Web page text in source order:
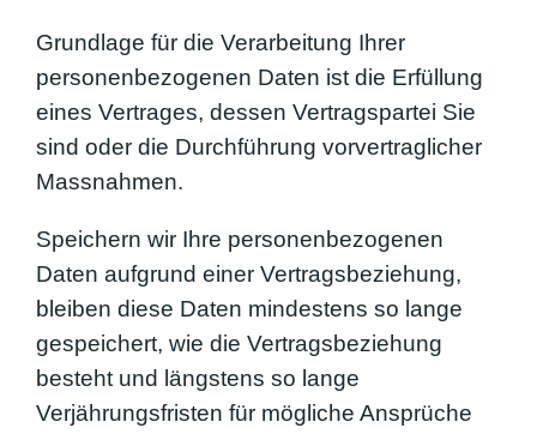
Grundlage für die Verarbeitung Ihrer
personenbezogenen Daten ist die Erfüllung
eines Vertrages, dessen Vertragspartei Sie
sind oder die Durchführung vorvertraglicher
Massnahmen.
Speichern wir Ihre personenbezogenen
Daten aufgrund einer Vertragsbeziehung,
bleiben diese Daten mindestens so lange
gespeichert, wie die Vertragsbeziehung
besteht und längstens so lange
Verjährungsfristen für mögliche Ansprüche